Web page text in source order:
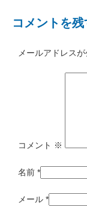
コメントを残
メールアドレス
コメント ※
名前 *
メール *